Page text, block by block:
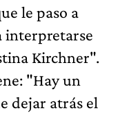
le paso a
interpretarse
Kirchner".
"Hay un
dejar atrás el